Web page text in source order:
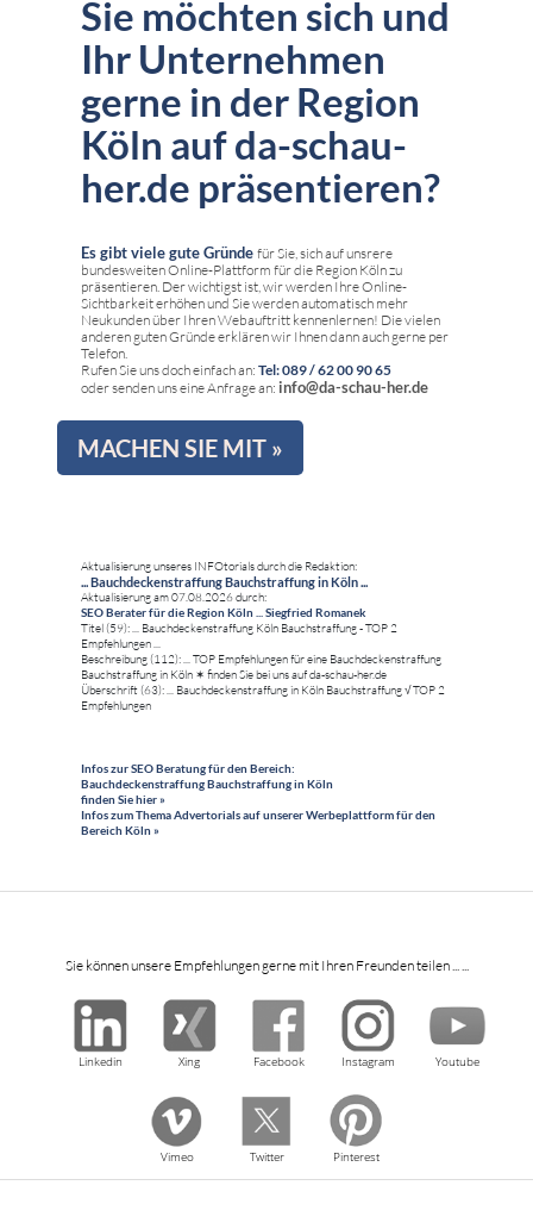
Sie möchten sich und
Ihr Unternehmen
gerne in der Region
Köln auf da-schau-
her.de präsentieren?
Es gibt viele gute Gründe für Sie, sich auf unsrere
bundesweiten Online-Plattform für die Region Köln zu
präsentieren. Der wichtigst ist, wir werden Ihre Online-
Sichtbarkeit erhöhen und Sie werden automatisch mehr
Neukunden über Ihren Webauftritt kennenlernen! Die vielen
anderen guten Gründe erklären wir Ihnen dann auch gerne per
Telefon.
Rufen Sie uns doch einfach an: Tel: 089 / 62 00 90 65
oder senden uns eine Anfrage an: info@da-schau-her.de
MACHEN SIE MIT »
Aktualisierung unseres INFOtorials durch die Redaktion:
... Bauchdeckenstraffung Bauchstraffung in Köln ...
Aktualisierung am 07.08.2026 durch:
SEO Berater für die Region Köln ... Siegfried Romanek
Titel (59): ... Bauchdeckenstraffung Köln Bauchstraffung - TOP 2
Empfehlungen ...
Beschreibung (112): ... TOP Empfehlungen für eine Bauchdeckenstraffung
Bauchstraffung in Köln ✶ finden Sie bei uns auf da-schau-her.de
Überschrift (63): ... Bauchdeckenstraffung in Köln Bauchstraffung √ TOP 2
Empfehlungen
Infos zur SEO Beratung für den Bereich:
Bauchdeckenstraffung Bauchstraffung in Köln
finden Sie hier »
Infos zum Thema Advertorials auf unserer Werbeplattform für den
Bereich Köln »
Sie können unsere Empfehlungen gerne mit Ihren Freunden teilen ... ...
Linkedin Xing Facebook Instagram Youtube
Vimeo Twitter Pinterest